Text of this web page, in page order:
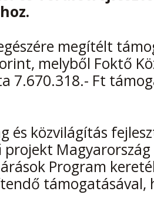
megítélt
melyből Foktő
7.670.318.- Ft
és közvilágítás
projekt
Program
támogatásával,